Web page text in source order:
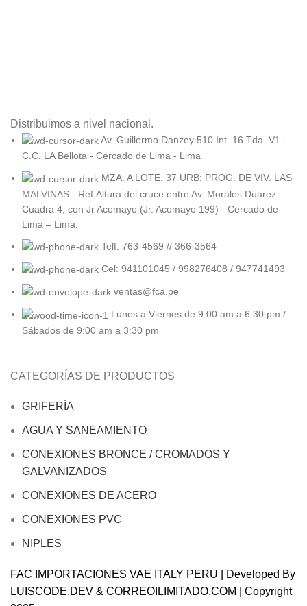
Distribuimos a nivel nacional.
Av. Guillermo Danzey 510 Int. 16 Tda. V1 -
C.C. LA Bellota - Cercado de Lima - Lima
MZA. A LOTE. 37 URB: PROG. DE VIV. LAS
MALVINAS - Ref:Altura del cruce entre Av. Morales Duarez
Cuadra 4, con Jr Acomayo (Jr. Acomayo 199) - Cercado de
Lima – Lima.
Telf: 763-4569 // 366-3564
Cel: 941101045 / 998276408 / 947741493
ventas@fca.pe
Lunes a Viernes de 9:00 am a 6:30 pm /
Sábados de 9:00 am a 3:30 pm
CATEGORÍAS DE PRODUCTOS
GRIFERÍA
AGUA Y SANEAMIENTO
CONEXIONES BRONCE / CROMADOS Y
GALVANIZADOS
CONEXIONES DE ACERO
CONEXIONES PVC
NIPLES
FAC IMPORTACIONES VAE ITALY PERU | Developed By
LUISCODE.DEV & CORREOILIMITADO.COM
| Copyright